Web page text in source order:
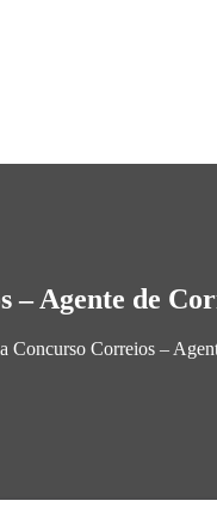
– Agente de
Concurso Correios –